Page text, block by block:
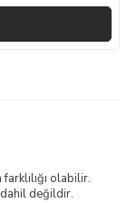
olabilir.
değildir.